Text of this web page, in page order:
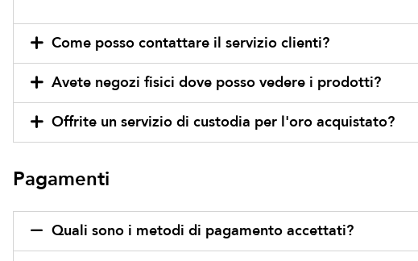
Come posso contattare il servizio clienti?
Avete negozi fisici dove posso vedere i prodotti?
Offrite un servizio di custodia per l'oro acquistato?
Pagamenti
Quali sono i metodi di pagamento accettati?